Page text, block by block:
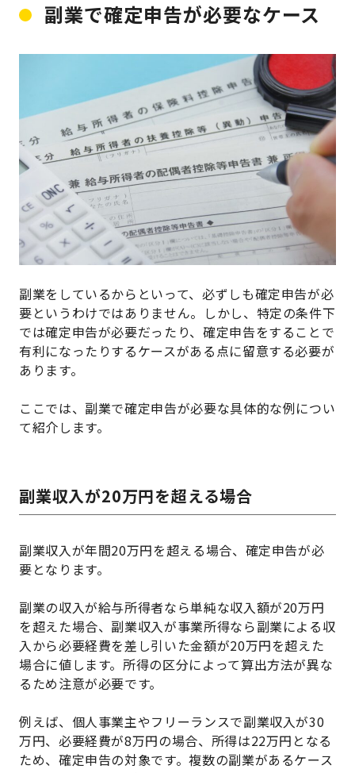
副業で確定申告が必要なケース
副業をしているからといって、必ずしも確定申告が必
要というわけではありません。しかし、特定の条件下
では確定申告が必要だったり、確定申告をすることで
有利になったりするケースがある点に留意する必要が
あります。
ここでは、副業で確定申告が必要な具体的な例につい
て紹介します。
副業収入が20万円を超える場合
副業収入が年間20万円を超える場合、確定申告が必
要となります。
副業の収入が給与所得者なら単純な収入額が20万円
を超えた場合、副業収入が事業所得なら副業による収
入から必要経費を差し引いた金額が20万円を超えた
場合に値します。所得の区分によって算出方法が異な
るため注意が必要です。
例えば、個人事業主やフリーランスで副業収入が30
万円、必要経費が8万円の場合、所得は22万円となる
ため、確定申告の対象です。複数の副業があるケース